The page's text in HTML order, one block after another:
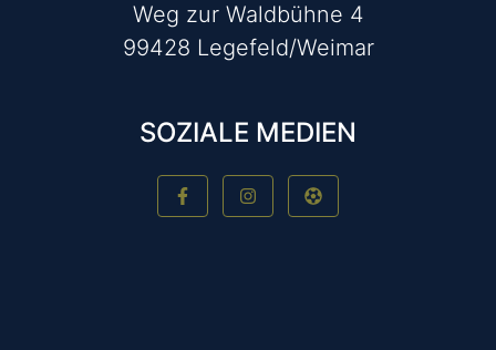
Weg zur Waldbühne 4
99428 Legefeld/Weimar
SOZIALE MEDIEN